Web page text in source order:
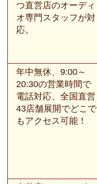
つ直営店のオーディ
オ専門スタッフが対
応。
年中無休、9:00～
20:30の営業時間で
電話対応、全国直営
43店舗展開でどこで
もアクセス可能！